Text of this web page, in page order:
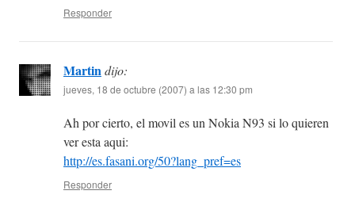
Responder
Martindijo:
jueves, 18 de octubre (2007) a las 12:30 pm
Ah por cierto, el movil es un Nokia N93 si lo quieren
ver esta aqui:
http://es.fasani.org/50?lang_pref=es
Responder